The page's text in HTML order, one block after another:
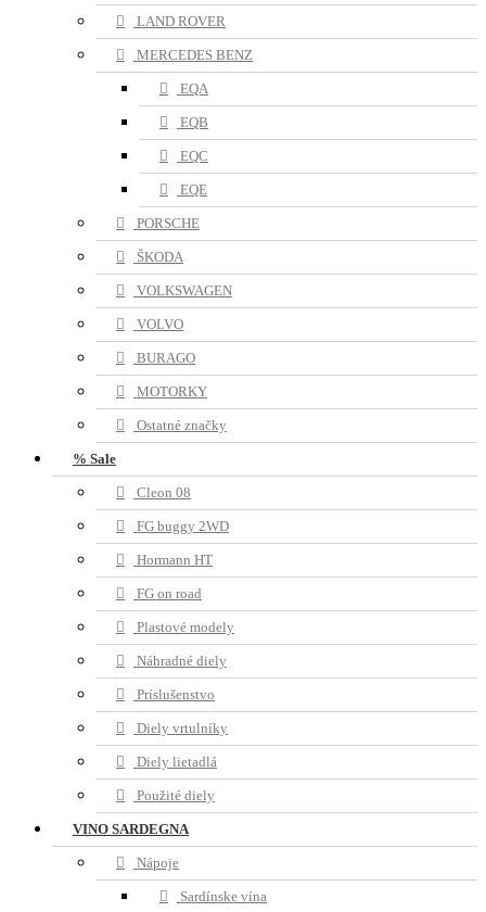
LAND ROVER
MERCEDES BENZ
EQA
EQB
EQC
EQE
PORSCHE
ŠKODA
VOLKSWAGEN
VOLVO
BURAGO
MOTORKY
Ostatné značky
% Sale
Cleon 08
FG buggy 2WD
Hormann HT
FG on road
Plastové modely
Náhradné diely
Príslušenstvo
Diely vrtulníky
Diely lietadlá
Použité diely
VINO SARDEGNA
Nápoje
Sardínske vína